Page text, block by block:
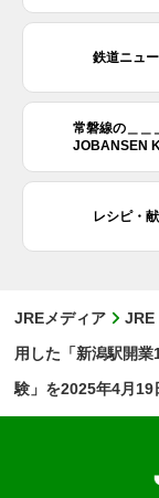
鉄道ニュ
常磐線の＿＿
JOBANSEN
レシピ・
JREメディア JRE
用した「新潟駅開
験」を2025年4月19